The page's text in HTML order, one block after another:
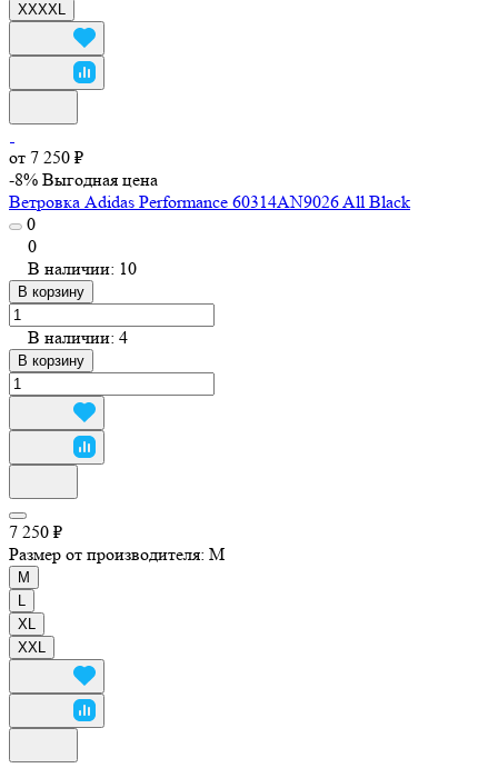
XXXXL
от 7 250 ₽
-8% Выгодная цена
Ветровка Adidas Performance 60314AN9026 All Black
0
0
В наличии: 10
В корзину
В наличии: 4
В корзину
7 250 ₽
Размер от производителя: M
M
XL
XXL